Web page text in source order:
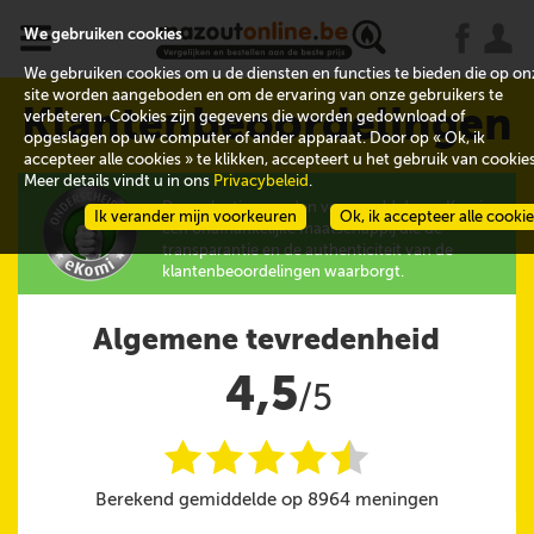
x
Klantenbeoordelingen
De evaluaties worden verzameld door eKomi,
een onafhankelijke maatschappij die de
transparantie en de authenticiteit van de
klantenbeoordelingen waarborgt.
Algemene tevredenheid
4,5/5
iiiii
@
Berekend gemiddelde op 8964 meningen
We gebruiken cookies
We gebruiken cookies om u de diensten en functies te bieden die op
site worden aangeboden en om de ervaring van onze gebruikers te
verbeteren. Cookies zijn gegevens die worden gedownload of
opgeslagen op uw computer of ander apparaat. Door op « Ok, ik
accepteer alle cookies » te klikken, accepteert u het gebruik van
Meer details vindt u in ons Privacybeleid .
Ok, ik accepteer alle
Ik verander mijn voorkeuren